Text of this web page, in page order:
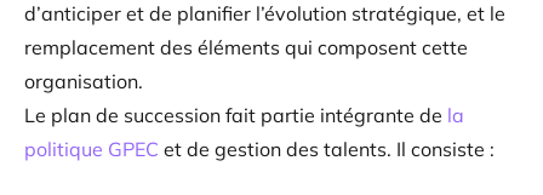
d’anticiper et de planifier l’évolution stratégique, et le
remplacement des éléments qui composent cette
organisation.
Le plan de succession fait partie intégrante de la
politique GPEC et de gestion des talents. Il consiste :